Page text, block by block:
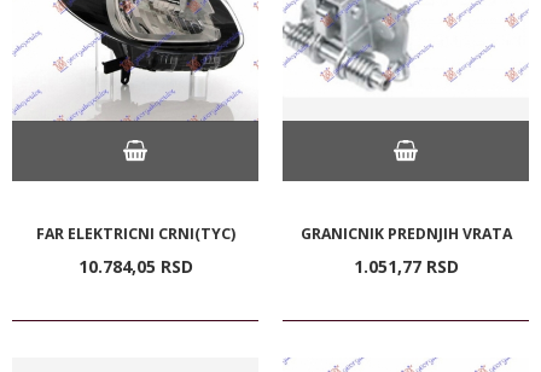
FAR ELEKTRICNI CRNI(TYC)
10.784,05 RSD
GRANICNIK PREDNJIH VRATA
1.051,77 RSD